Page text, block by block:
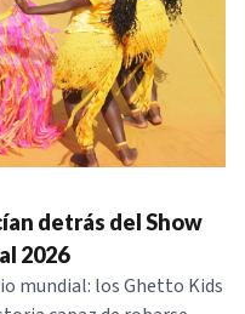
detrás del Show
2026
mundial: los Ghetto Kids